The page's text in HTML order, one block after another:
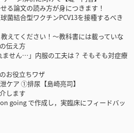
論文の読み方が身につきます！
結合型ワクチンPCV13を接種するべき
えてください！〜教科書には載っていな
伝え方
せん…」内服の工夫は？ そもそも対症療
お役立ちワザ
ア ①排尿【島崎亮司】
します
going で作成し，実臨床にフィードバッ